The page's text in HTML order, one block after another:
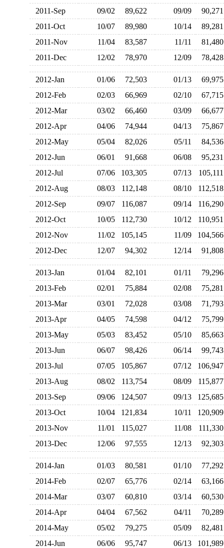
2011-Sep
09/02 89,622 09/09
2011-Oct
10/07 89,980 10/14
2011-Nov
11/04 83,587 11/11
2011-Dec
12/02 78,970 12/09
2012-Jan 01/06 72,503 01/13
2012-Feb
02/03 66,969 02/10
2012-Mar
03/02 66,460 03/09
2012-Apr
04/06 74,944 04/13
2012-May
05/04 82,026 05/11
2012-Jun
06/01 91,668 06/08
2012-Jul
07/06 103,305 07/13
2012-Aug
08/03 112,148 08/10
2012-Sep
09/07 116,087 09/14
2012-Oct
10/05 112,730 10/12
2012-Nov
11/02 105,145 11/09
2012-Dec
12/07 94,302 12/14
2013-Jan 01/04 82,101 01/11
2013-Feb
02/01 75,884 02/08
2013-Mar
03/01 72,028 03/08
2013-Apr
04/05 74,598 04/12
2013-May
05/03 83,452 05/10
2013-Jun
06/07 98,426 06/14
2013-Jul
07/05 105,867 07/12
2013-Aug
08/02 113,754 08/09
2013-Sep
09/06 124,507 09/13
2013-Oct
10/04 121,834 10/11
2013-Nov
11/01 115,027 11/08
2013-Dec
12/06 97,555 12/13
2014-Jan 01/03 80,581 01/10
2014-Feb
02/07 65,776 02/14
2014-Mar
03/07 60,810 03/14
2014-Apr
04/04 67,562 04/11
2014-May
05/02 79,275 05/09
2014-Jun
06/06 95,747 06/13